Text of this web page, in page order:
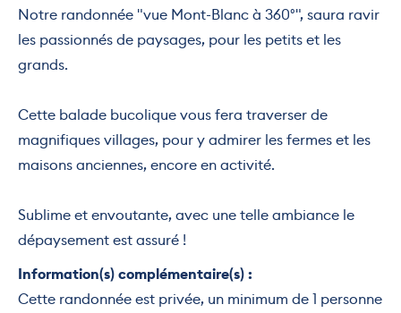
Notre randonnée "vue Mont-Blanc à 360°", saura ravir
les passionnés de paysages, pour les petits et les
grands.
Cette balade bucolique vous fera traverser de
magnifiques villages, pour y admirer les fermes et les
maisons anciennes, encore en activité.
Sublime et envoutante, avec une telle ambiance le
dépaysement est assuré !
Information(s) complémentaire(s) :
Cette randonnée est privée, un minimum de 1 personne